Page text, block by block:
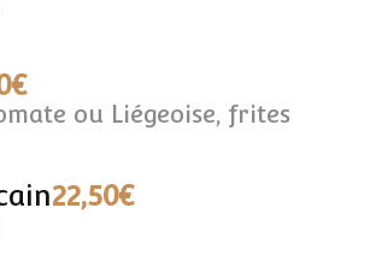
ou Liégeoise, frites
22,50€